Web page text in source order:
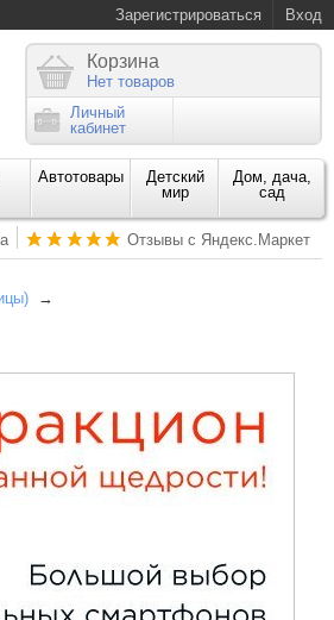
Зарегистрироваться Вход
Корзина
Нет товаров
Личный
кабинет
Автотовары
Детский
мир
Дом, дача,
сад
Отзывы с Яндекс.Маркет
→